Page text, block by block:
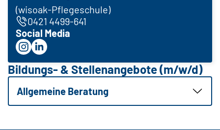
(wisoak-Pflegeschule)
0421 4499-641
Social Media
Bildungs- & Stellenangebote (m/w/d)
Allgemeine Beratung